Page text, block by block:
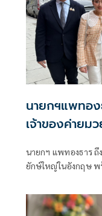
นายกฯแพทอ
เจ้าของค่ายม
นายกฯ แพทองธาร
ยักษ์ใหญ่ในอังกฤษ
ใหญ่ที่มีสินค้าจากไท